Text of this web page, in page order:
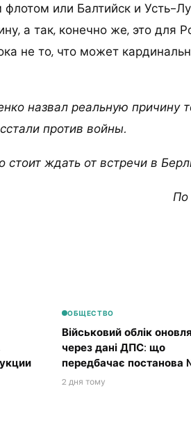
или Балтийск и Усть-
а так, конечно же, это для
не то, что может
назвал реальную причину
против войны.
ждать от встречи в
По
ОБЩЕСТВО
Військовий облік
через дані ДПС: що
передбачає постанова
2 дня тому